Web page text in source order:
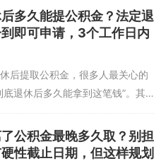
一些，一起交到专门的托管机构
钱完全属于我个人，就算我...
多久能提公积金？法定退
即可申请，3个工作日内
后提取公积金，很多人最关心的
底退休后多久能拿到这笔钱”。其
点非常明确，它直接和我们法定
钩。我自己在办理前也反复确认
金中心的规定很清晰：当你正...
公积金最晚多久取？别担
性截止日期，但这样规划